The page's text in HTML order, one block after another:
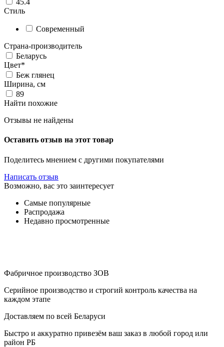
45.4
Стиль
Современный
Страна-производитель
Беларусь
Цвет*
Беж глянец
Ширина, см
89
Найти похожие
Отзывы не найдены
Оставить отзыв на этот товар
Поделитесь мнением с другими покупателями
Написать отзыв
Возможно, вас это заинтересует
Самые популярные
Распродажа
Недавно просмотренные
Фабричное производство ЗОВ
Серийное производство и строгий контроль качества на
каждом этапе
Доставляем по всей Беларуси
Быстро и аккуратно привезём ваш заказ в любой город или
район РБ